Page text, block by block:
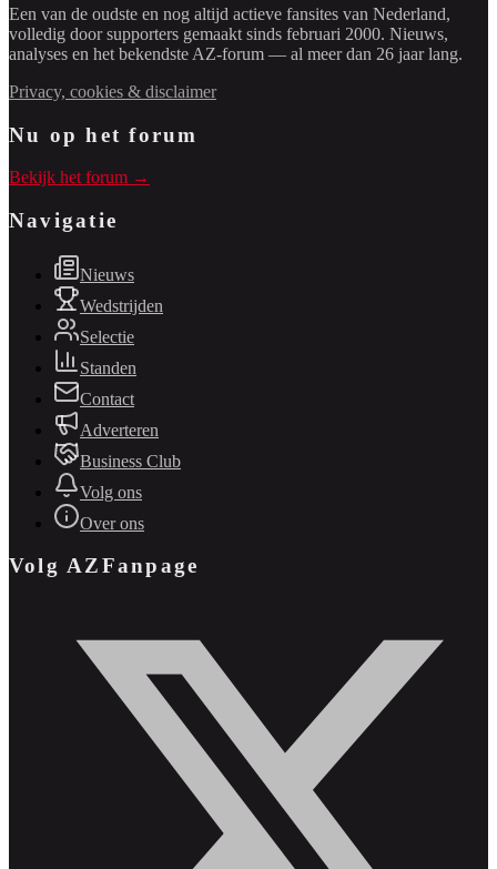
Een van de oudste en nog altijd actieve fansites van Nederland,
volledig door supporters gemaakt sinds februari 2000. Nieuws,
analyses en het bekendste AZ-forum — al meer dan 26 jaar lang.
Privacy, cookies & disclaimer
Nu op het forum
Bekijk het forum →
Navigatie
Nieuws
Wedstrijden
Selectie
Standen
Contact
Adverteren
Business Club
Volg ons
Over ons
Volg AZFanpage